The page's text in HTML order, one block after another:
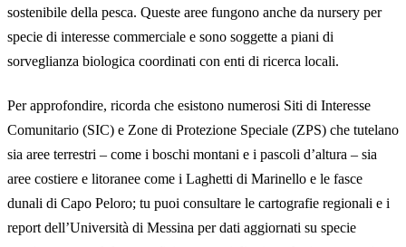
sostenibile della pesca. Queste aree fungono anche da nursery per
specie di interesse commerciale e sono soggette a piani di
sorveglianza biologica coordinati con enti di ricerca locali.
Per approfondire, ricorda che esistono numerosi Siti di Interesse
Comunitario (SIC) e Zone di Protezione Speciale (ZPS) che tutelano
sia aree terrestri – come i boschi montani e i pascoli d’altura – sia
aree costiere e litoranee come i Laghetti di Marinello e le fasce
dunali di Capo Peloro; tu puoi consultare le cartografie regionali e i
report dell’Università di Messina per dati aggiornati su specie